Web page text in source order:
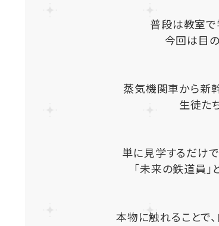
普段は教室で
今回は目
蒸気機関車から新
生徒た
単に見学するだけ
「未来の鉄道員
本物に触れることで